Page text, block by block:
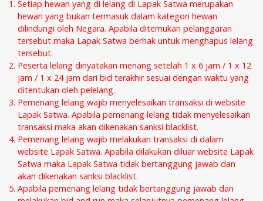
Setiap hewan yang di lelang di Lapak Satwa merupakan
hewan yang bukan termasuk dalam kategori hewan
dilindungi oleh Negara. Apabila ditemukan pelanggaran
tersebut maka Lapak Satwa berhak untuk menghapus lelang
tersebut.
Peserta lelang dinyatakan menang setelah 1 x 6 jam / 1 x 12
jam / 1 x 24 jam dari bid terakhir sesuai dengan waktu yang
ditentukan oleh pelelang.
Pemenang lelang wajib menyelesaikan transaksi di website
Lapak Satwa. Apabila pemenang lelang tidak menyelesaikan
transaksi maka akan dikenakan sanksi blacklist.
Pemenang lelang wajib melakukan transaksi di dalam
website Lapak Satwa. Apabila dilakukan diluar website Lapak
Satwa maka Lapak Satwa tidak bertanggung jawab dan
akan dikenakan sanksi blacklist.
Apabila pemenang lelang tidak bertanggung jawab dan